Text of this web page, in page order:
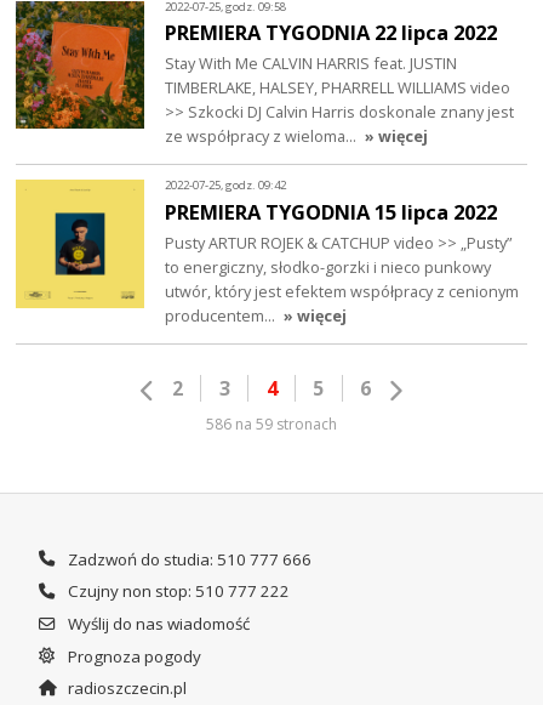
2022-07-25, godz. 09:58
PREMIERA TYGODNIA 22 lipca 2022
Stay With Me CALVIN HARRIS feat. JUSTIN
TIMBERLAKE, HALSEY, PHARRELL WILLIAMS video
>> Szkocki DJ Calvin Harris doskonale znany jest
ze współpracy z wieloma… » więcej
2022-07-25, godz. 09:42
PREMIERA TYGODNIA 15 lipca 2022
Pusty ARTUR ROJEK & CATCHUP video >> „Pusty”
to energiczny, słodko-gorzki i nieco punkowy
utwór, który jest efektem współpracy z cenionym
producentem… » więcej
2 3 4 5 6
586 na 59 stronach
Zadzwoń do studia: 510 777 666
Czujny non stop: 510 777 222
Wyślij do nas wiadomość
Prognoza pogody
radioszczecin.pl